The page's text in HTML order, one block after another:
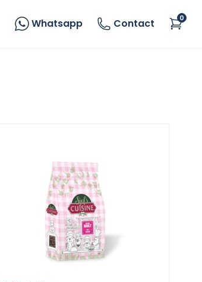
Whatsapp Contact 0